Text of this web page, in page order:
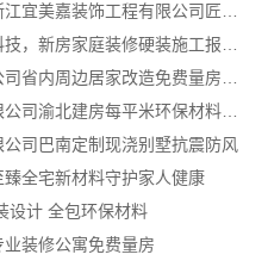
重庆御墅建筑材料有限公司渝北建房每平米环保材料价格
司巴南定制现浇别墅抗震防风
全宅新材料守护家人健康
设计 全包环保材料
装修公寓免费量房